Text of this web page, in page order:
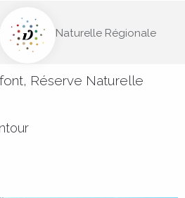
Réserve Naturelle Régionale
Réserve Naturelle